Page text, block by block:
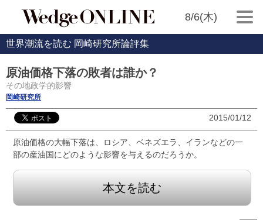
8/6(木)
世界潮流を読む 岡崎研究所論評集
原油価格下落の敗者は誰か？
その地政学的影響
岡崎研究所
2015/01/12
原油価格の大幅下落は、ロシア、ベネズエラ、イランなどの一
部の産油国にどのような影響を与えるのだろうか。
本文を読む